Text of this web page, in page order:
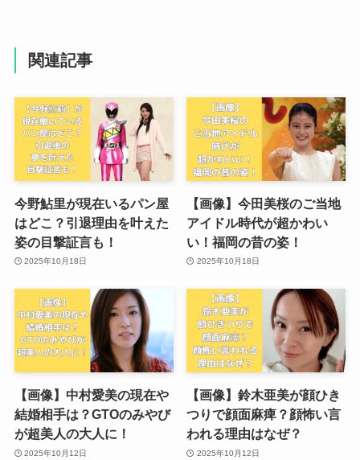
関連記事
今野鮎里が現在いるパン屋
はどこ？引退理由を叶えた
姿の目撃証言も！
2025年10月18日
【画像】今田美桜のご当地
アイドル時代が超かわい
い！福岡の昔の姿！
2025年10月18日
【画像】中村愛美の現在や
結婚相手は？GTOのみやび
が超美人の大人に！
2025年10月12日
【画像】鈴木亜美が顔ひき
つりで顔面麻痺？顔怖い言
われる理由はなぜ？
2025年10月12日